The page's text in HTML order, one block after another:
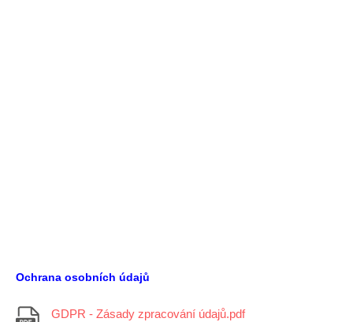
Ochrana osobních údajů
GDPR - Zásady zpracování údajů.pdf